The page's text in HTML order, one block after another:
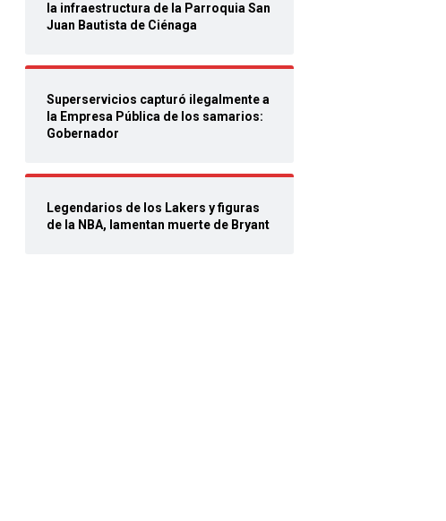
la infraestructura de la Parroquia San
Juan Bautista de Ciénaga
Superservicios capturó ilegalmente a
la Empresa Pública de los samarios:
Gobernador
Legendarios de los Lakers y figuras
de la NBA, lamentan muerte de Bryant